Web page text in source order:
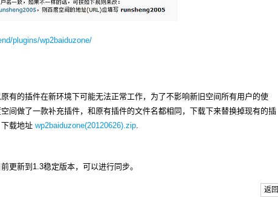
plugins/wp2baiduzone/
有的插件在新环境下可能无法正常工作，为了不影响新旧空间所有用户的使
间做了一款补充插件，和原有插件的文件名都相同，下载下来替换掉现有的插
载地址 wp2baiduzone(20120626).zip.
更新到1.3稳定版本，可以进行同步。
返回